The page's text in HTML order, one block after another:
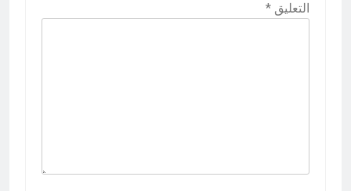
التعليق *